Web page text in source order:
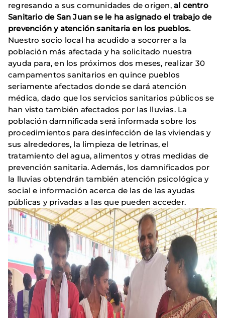
regresando a sus comunidades de origen,al centro
Sanitario de San Juan se le ha asignado el trabajo de
prevención y atención sanitaria en los pueblos.
Nuestro socio local ha acudido a socorrer a la
población más afectada y ha solicitado nuestra
ayuda para, en los próximos dos meses, realizar 30
campamentos sanitarios en quince pueblos
seriamente afectados donde se dará atención
médica, dado que los servicios sanitarios públicos se
han visto también afectados por las lluvias. La
población damnificada será informada sobre los
procedimientos para desinfección de las viviendas y
sus alrededores, la limpieza de letrinas, el
tratamiento del agua, alimentos y otras medidas de
prevención sanitaria. Además, los damnificados por
la lluvias obtendrán también atención psicológica y
social e información acerca de las de las ayudas
públicas y privadas a las que pueden acceder.